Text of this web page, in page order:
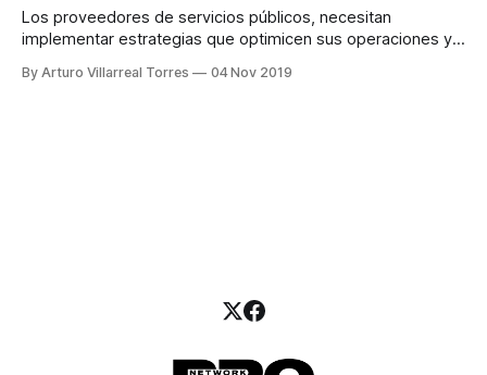
Los proveedores de servicios públicos, necesitan
implementar estrategias que optimicen sus operaciones y
satisfacción de clientes.
By Arturo Villarreal Torres 04 Nov 2019